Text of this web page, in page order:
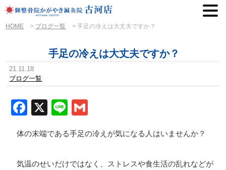
HOME > ブログ一覧 >手足の冷えは大丈夫ですか？
手足の冷えは大丈夫ですか？
21.11.18
ブログ一覧
Facebook
X Line
体の末端である手足の冷えが気になる人はいませんか？
気温のせいだけではなく、ストレスや食生活の乱れなどが